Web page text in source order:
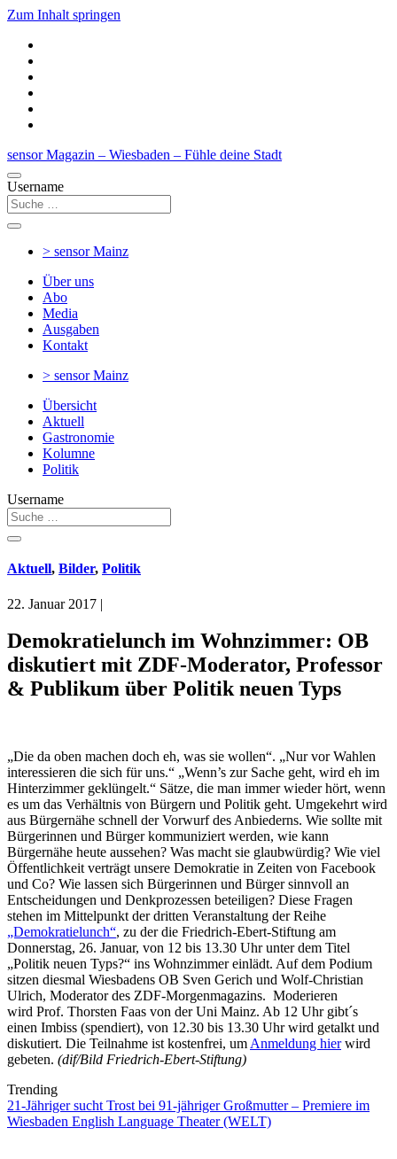
Zum Inhalt springen
sensor Magazin – Wiesbaden – Fühle deine Stadt
Username
> sensorMainz
Über uns
Abo
Media
Ausgaben
Kontakt
> sensorMainz
Übersicht
Aktuell
Gastronomie
Kolumne
Politik
Username
Aktuell, Bilder, Politik
22. Januar 2017 |
Demokratielunch im Wohnzimmer: OB
diskutiert mit ZDF-Moderator, Professor
& Publikum über Politik neuen Typs
„Die da oben machen doch eh, was sie wollen“. „Nur vor Wahlen
interessieren die sich für uns.“ „Wenn’s zur Sache geht, wird eh im
Hinterzimmer geklüngelt.“ Sätze, die man immer wieder hört, wenn
es um das Verhältnis von Bürgern und Politik geht. Umgekehrt wird
aus Bürgernähe schnell der Vorwurf des Anbiederns. Wie sollte mit
Bürgerinnen und Bürger kommuniziert werden, wie kann
Bürgernähe heute aussehen? Was macht sie glaubwürdig? Wie viel
Öffentlichkeit verträgt unsere Demokratie in Zeiten von Facebook
und Co? Wie lassen sich Bürgerinnen und Bürger sinnvoll an
Entscheidungen und Denkprozessen beteiligen? Diese Fragen
stehen im Mittelpunkt der dritten Veranstaltung der Reihe
„Demokratielunch“, zu der die Friedrich-Ebert-Stiftung am
Donnerstag, 26. Januar, von 12 bis 13.30 Uhr unter dem Titel
„Politik neuen Typs?“ ins Wohnzimmer einlädt. Auf dem Podium
sitzen diesmal Wiesbadens OB Sven Gerich und Wolf-Christian
Ulrich, Moderator des ZDF-Morgenmagazins. Moderieren
wird Prof. Thorsten Faas von der Uni Mainz. Ab 12 Uhr gibt´s
einen Imbiss (spendiert), von 12.30 bis 13.30 Uhr wird getalkt und
diskutiert. Die Teilnahme ist kostenfrei, um Anmeldung hierwird
gebeten. (dif/Bild Friedrich-Ebert-Stiftung)
Trending
21-Jähriger sucht Trost bei 91-jähriger Großmutter – Premiere im
Wiesbaden English Language Theater (WELT)